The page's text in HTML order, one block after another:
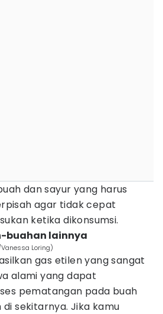
dan sayur yang harus
agar tidak cepat
ketika dikonsumsi.
buahan lainnya
Loring)
gas etilen yang sangat
alami yang dapat
pematangan pada buah
di sekitarnya. Jika kamu